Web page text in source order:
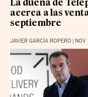
La dueña de
acerca a las
septiembre
JAVIER GARCÍA ROPERO NOV